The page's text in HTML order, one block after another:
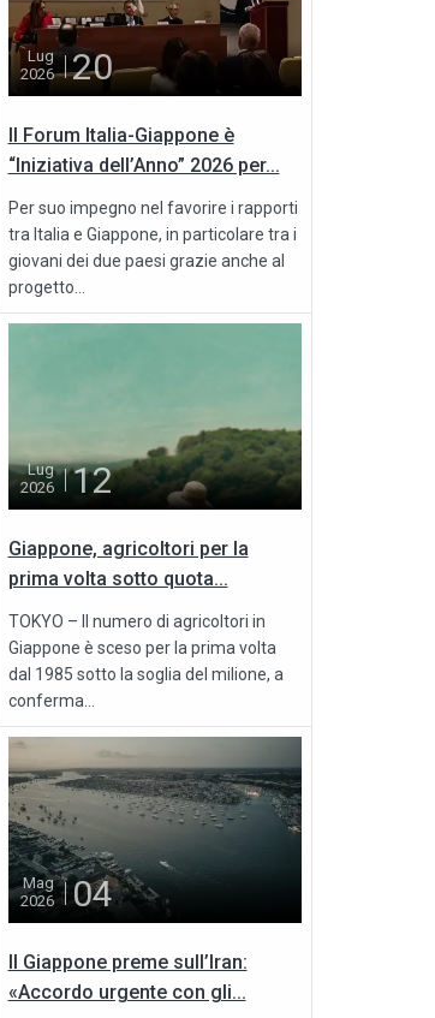
Lug
2026
20
Il Forum Italia-Giappone è
“Iniziativa dell’Anno” 2026 per...
Per suo impegno nel favorire i rapporti
tra Italia e Giappone, in particolare tra i
giovani dei due paesi grazie anche al
progetto...
Lug
2026
12
Giappone, agricoltori per la
prima volta sotto quota...
TOKYO – Il numero di agricoltori in
Giappone è sceso per la prima volta
dal 1985 sotto la soglia del milione, a
conferma...
Mag
2026
04
Il Giappone preme sull’Iran:
«Accordo urgente con gli...